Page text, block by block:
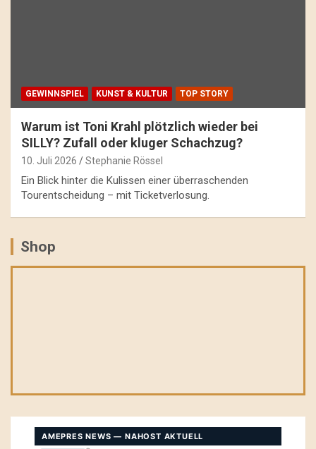
GEWINNSPIEL KUNST & KULTUR TOP STORY
Warum ist Toni Krahl plötzlich wieder bei
SILLY? Zufall oder kluger Schachzug?
10. Juli 2026 Stephanie Rössel
Ein Blick hinter die Kulissen einer überraschenden
Tourentscheidung – mit Ticketverlosung.
Shop